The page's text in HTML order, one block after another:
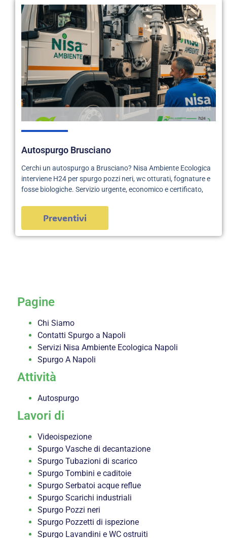
Autospurgo Brusciano
Cerchi un autospurgo a Brusciano? Nisa Ambiente Ecologica
interviene H24 per spurgo pozzi neri, wc otturati, fognature e
fosse biologiche. Servizio urgente, economico e certificato,
Preventivi
Pagine
Chi Siamo
Contatti Spurgo a Napoli
Servizi Nisa Ambiente Ecologica Napoli
Spurgo A Napoli
Attività
Autospurgo
Lavori di
Videoispezione
Spurgo Vasche di decantazione
Spurgo Tubazioni di scarico
Spurgo Tombini e caditoie
Spurgo Serbatoi acque reflue
Spurgo Scarichi industriali
Spurgo Pozzi neri
Spurgo Pozzetti di ispezione
Spurgo Lavandini e WC ostruiti